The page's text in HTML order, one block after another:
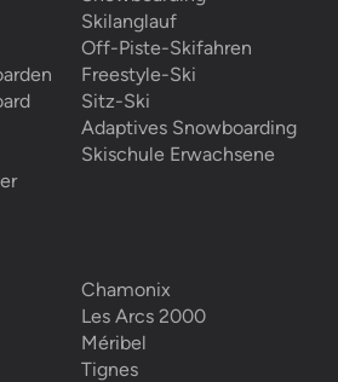
Skilanglauf
Off-Piste-Skifahren
Freestyle-Ski
Sitz-Ski
Adaptives Snowboarding
Skischule Erwachsene
Chamonix
Les Arcs 2000
Méribel
Tignes